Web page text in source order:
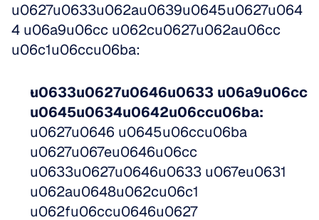
u0627u0633u062au0639u0645u0627u064
4 u06a9u06cc u062cu0627u062au06cc
u06c1u06ccu06ba:
u0633u0627u0646u0633 u06a9u06cc
u0645u0634u0642u06ccu06ba:
u0627u0646 u0645u06ccu06ba
u0627u067eu0646u06cc
u0633u0627u0646u0633 u067eu0631
u062au0648u062cu06c1
u062fu06ccu0646u0627